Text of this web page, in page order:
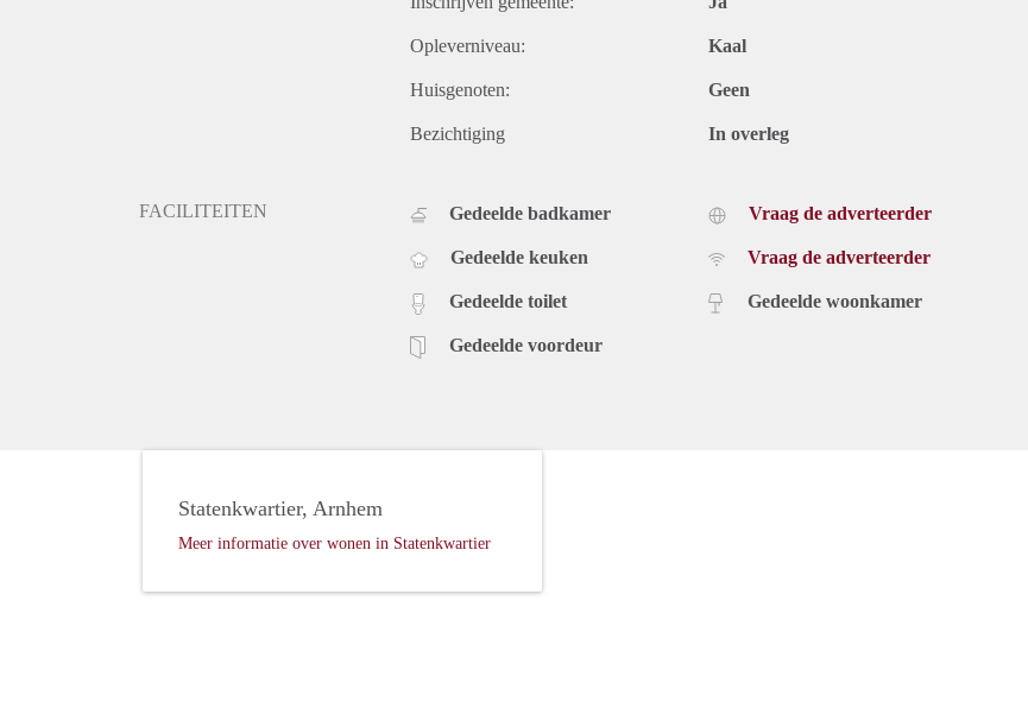
Opleverniveau: Kaal
Huisgenoten: Geen
Bezichtiging In overleg
FACILITEITEN Gedeelde badkamer
Gedeelde keuken
Gedeelde toilet
Gedeelde voordeur
Vraag de adverteerder
Vraag de adverteerder
Gedeelde woonkamer
Statenkwartier, Arnhem
Meer informatie over wonen in Statenkwartier